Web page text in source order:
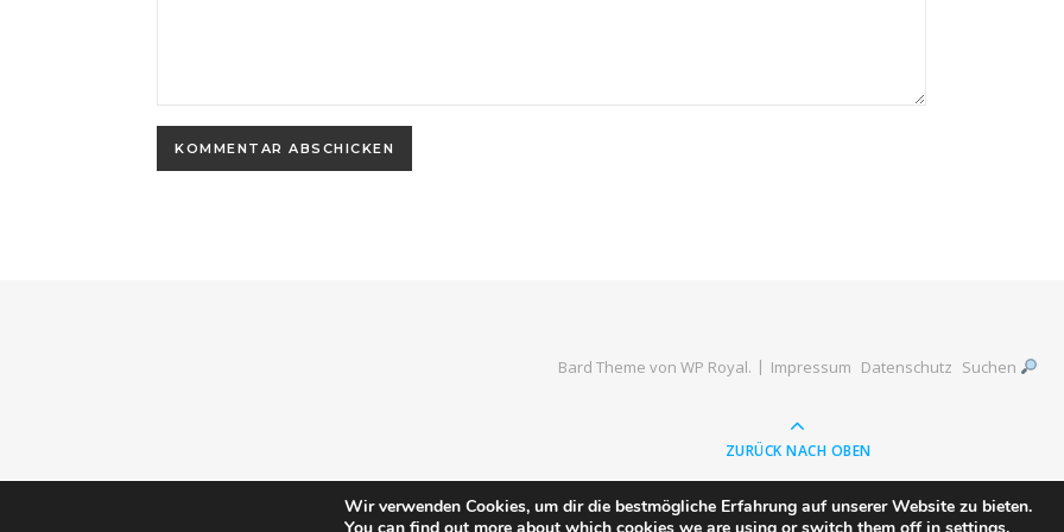
Bard Theme vonWP Royal. Impressum Datenschutz Suchen
ZURÜCK NACH OBEN
Wir verwenden Cookies, um dir die bestmögliche Erfahrung auf unserer Website zu bieten.